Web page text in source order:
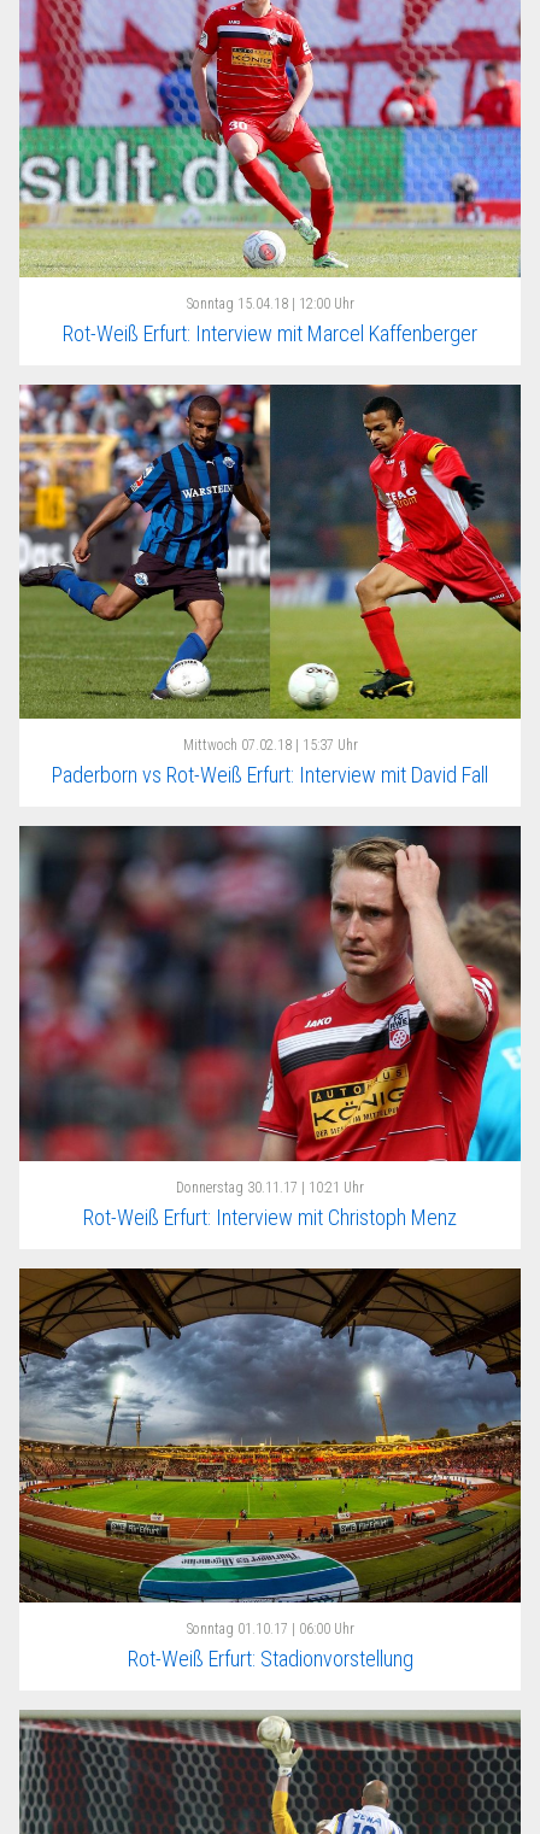
Sonntag 15.04.18 | 12:00 Uhr
Rot-Weiß Erfurt: Interview mit Marcel Kaffenberger
Mittwoch 07.02.18 | 15:37 Uhr
Paderborn vs Rot-Weiß Erfurt: Interview mit David Fall
Donnerstag 30.11.17 | 10:21 Uhr
Rot-Weiß Erfurt: Interview mit Christoph Menz
Sonntag 01.10.17 | 06:00 Uhr
Rot-Weiß Erfurt: Stadionvorstellung